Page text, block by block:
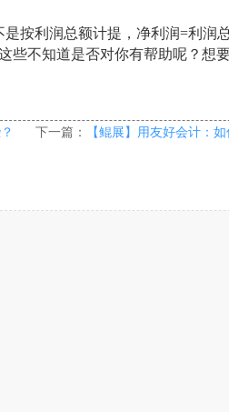
按利润总额计提，净利润=利润总
些不知道是否对你有帮助呢？想
下一篇：
【鲲展】用友好会计：